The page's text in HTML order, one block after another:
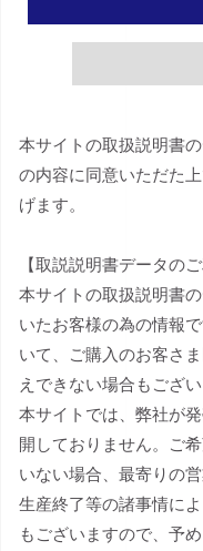
本サイトの取扱説明書
の内容に同意いただた
げます。
【取説説明書データの
本サイトの取扱説明書
いたお客様の為の情報
いて、ご購入のお客さ
えできない場合もござ
本サイトでは、弊社が
開しておりません。ご
いない場合、最寄りの
生産終了等の諸事情に
もございますので、予